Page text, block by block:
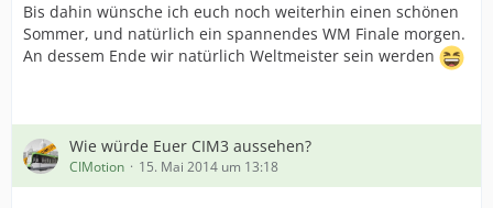
Bis dahin wünsche ich euch noch weiterhin einen schönen
Sommer, und natürlich ein spannendes WM Finale morgen.
An dessem Ende wir natürlich Weltmeister sein werden
Wie würde Euer CIM3 aussehen?
CIMotion 15. Mai 2014 um 13:18